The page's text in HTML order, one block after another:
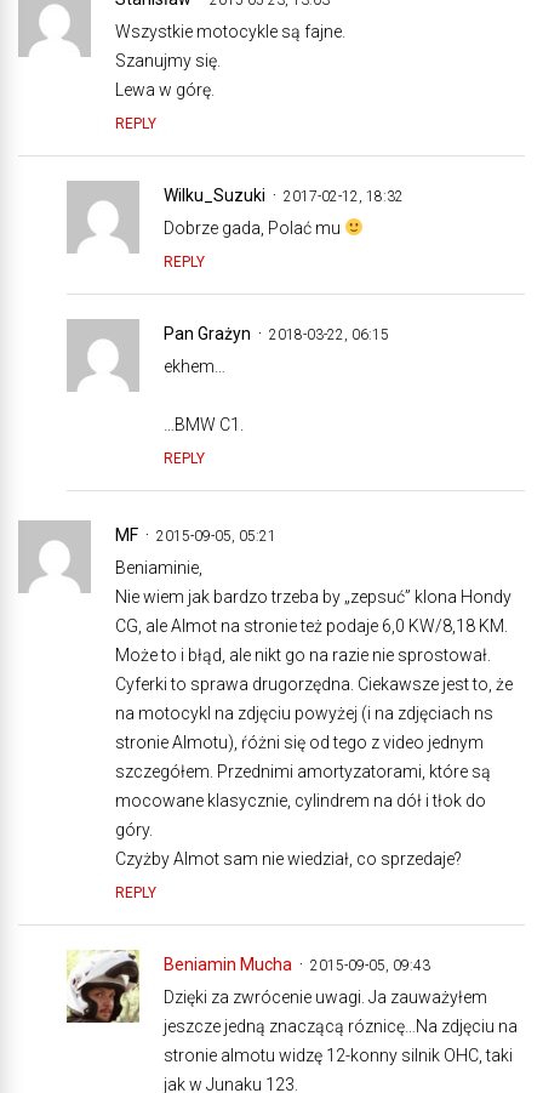
Wszystkie motocykle są fajne.
Szanujmy się.
Lewa w górę.
REPLY
Wilku_Suzuki 2017-02-12, 18:32
Dobrze gada, Polać mu
REPLY
Pan Grażyn 2018-03-22, 06:15
ekhem…
…BMW C1.
REPLY
MF 2015-09-05, 05:21
Beniaminie,
Nie wiem jak bardzo trzeba by „zepsuć” klona Hondy
CG, ale Almot na stronie też podaje 6,0 KW/8,18 KM.
Może to i błąd, ale nikt go na razie nie sprostował.
Cyferki to sprawa drugorzędna. Ciekawsze jest to, że
na motocykl na zdjęciu powyżej (i na zdjęciach ns
stronie Almotu), ŕóżni się od tego z video jednym
szczegółem. Przednimi amortyzatorami, które są
mocowane klasycznie, cylindrem na dół i tłok do
góry.
Czyżby Almot sam nie wiedział, co sprzedaje?
REPLY
Beniamin Mucha 2015-09-05, 09:43
Dzięki za zwrócenie uwagi. Ja zauważyłem
jeszcze jedną znaczącą róznicę…Na zdjęciu na
stronie almotu widzę 12-konny silnik OHC, taki
jak w Junaku 123.